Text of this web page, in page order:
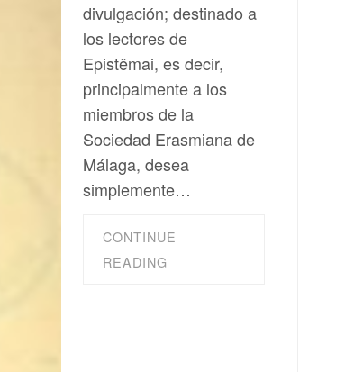
divulgación; destinado a
los lectores de
Epistêmai, es decir,
principalmente a los
miembros de la
Sociedad Erasmiana de
Málaga, desea
simplemente…
CONTINUE
READING